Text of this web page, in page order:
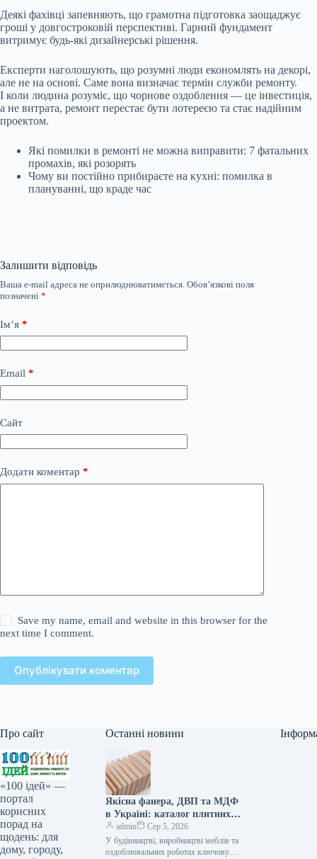
Деякі фахівці запевняють, що грамотна підготовка заощаджує
гроші у довгостроковій перспективі. Гарний фундамент
витримує будь-які дизайнерські рішення.
Експерти наголошують, що розумні люди економлять на декорі,
але не на основі. Саме вона визначає термін служби ремонту.
І коли людина розуміє, що чорнове оздоблення — це інвестиція,
а не витрата, ремонт перестає бути лотереєю та стає надійним
проектом.
Які помилки в ремонті не можна виправити: 7 фатальних
промахів, які розорять
Чому ви постійно прибираєте на кухні: помилка в
плануванні, що краде час
Залишити відповідь
Ваша e-mail адреса не оприлюднюватиметься. Обов’язкові поля
позначені *
Ім’я *
Email *
Сайт
Додати коментар *
Save my name, email and website in this browser for the
next time I comment.
Опублікувати коментар
Про сайт
«100 ідей» —
портал
корисних
порад на
щодень: для
дому, городу,
Останні новини
Якісна фанера, ДВП та МДФ
в Україні: каталог плитних
матеріалів від «ВІН-ВУД»
admin
Сер 5, 2026
У будівництві, виробництві меблів та
оздоблювальних роботах ключову